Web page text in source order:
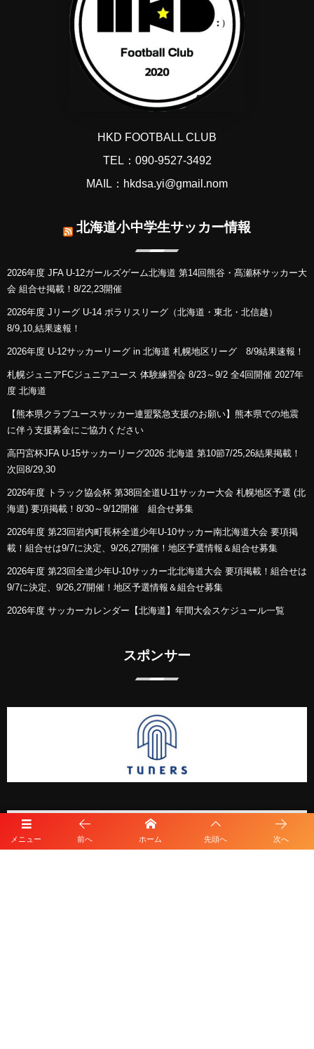
メニュー 前へ ホーム 先頭へ 次へ
HKD FOOTBALL CLUB
TEL：090-9527-3492
MAIL：hkdsa.yi@gmail.nom
北海道小中学生サッカー情報
2026年度 JFA U-12ガールズゲーム北海道 第14回熊谷・髙瀬杯サッカー大
会 組合せ掲載！8/22,23開催
2026年度 Jリーグ U-14 ポラリスリーグ（北海道・東北・北信越）
8/9,10,結果速報！
2026年度 U-12サッカーリーグ in 北海道 札幌地区リーグ 8/9結果速報！
札幌ジュニアFCジュニアユース 体験練習会 8/23～9/2 全4回開催 2027年
度 北海道
【熊本県クラブユースサッカー連盟緊急支援のお願い】熊本県での地震
に伴う支援募金にご協力ください
高円宮杯JFA U-15サッカーリーグ2026 北海道 第10節7/25,26結果掲載！
次回8/29,30
2026年度 トラック協会杯 第38回全道U-11サッカー大会 札幌地区予選 (北
海道) 要項掲載！8/30～9/12開催 組合せ募集
2026年度 第23回岩内町長杯全道少年U-10サッカー南北海道大会 要項掲
載！組合せは9/7に決定、9/26,27開催！地区予選情報＆組合せ募集
2026年度 第23回全道少年U-10サッカー北北海道大会 要項掲載！組合せは
9/7に決定、9/26,27開催！地区予選情報＆組合せ募集
2026年度 サッカーカレンダー【北海道】年間大会スケジュール一覧
スポンサー